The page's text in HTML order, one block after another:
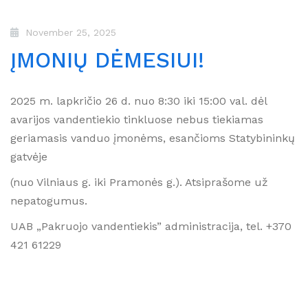
November 25, 2025
ĮMONIŲ DĖMESIUI!
2025 m. lapkričio 26 d. nuo 8:30 iki 15:00 val. dėl
avarijos vandentiekio tinkluose nebus tiekiamas
geriamasis vanduo įmonėms, esančioms Statybininkų
gatvėje
(nuo Vilniaus g. iki Pramonės g.). Atsiprašome už
nepatogumus.
UAB „Pakruojo vandentiekis” administracija, tel. +370
421 61229